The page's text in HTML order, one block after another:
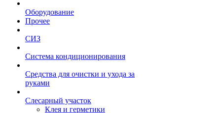
Оборудование
Прочее
СИЗ
Система кондиционирования
Средства для очистки и ухода за
руками
Слесарный участок
Клея и герметики